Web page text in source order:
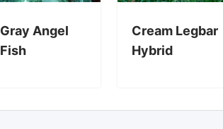
Gray Angel
Fish
Cream Legbar
Hybrid